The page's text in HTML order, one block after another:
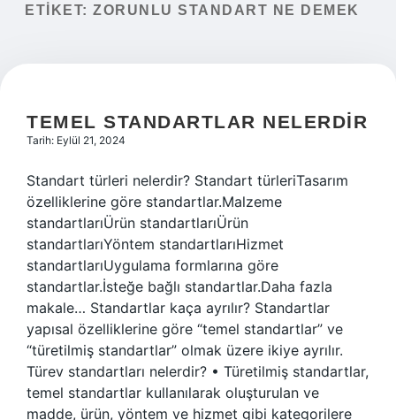
Yasal Uyarı
ETIKET: ZORUNLU STANDART NE DEMEK
TEMEL STANDARTLAR NELERDIR
Tarih: Eylül 21, 2024
Standart türleri nelerdir? Standart türleriTasarım
özelliklerine göre standartlar.Malzeme
standartlarıÜrün standartlarıÜrün
standartlarıYöntem standartlarıHizmet
standartlarıUygulama formlarına göre
standartlar.İsteğe bağlı standartlar.Daha fazla
makale… Standartlar kaça ayrılır? Standartlar
yapısal özelliklerine göre “temel standartlar” ve
“türetilmiş standartlar” olmak üzere ikiye ayrılır.
Türev standartları nelerdir? • Türetilmiş standartlar,
temel standartlar kullanılarak oluşturulan ve
madde, ürün, yöntem ve hizmet gibi kategorilere